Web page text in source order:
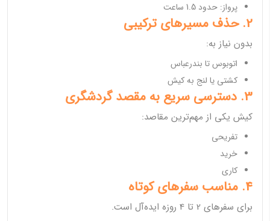
پرواز: حدود 1.5 ساعت
2. حذف مسیرهای ترکیبی
بدون نیاز به:
اتوبوس تا بندرعباس
کشتی یا لنج به کیش
3. دسترسی سریع به مقصد گردشگری
کیش یکی از مهم‌ترین مقاصد:
تفریحی
خرید
کاری
4. مناسب سفرهای کوتاه
برای سفرهای 2 تا 4 روزه ایده‌آل است.